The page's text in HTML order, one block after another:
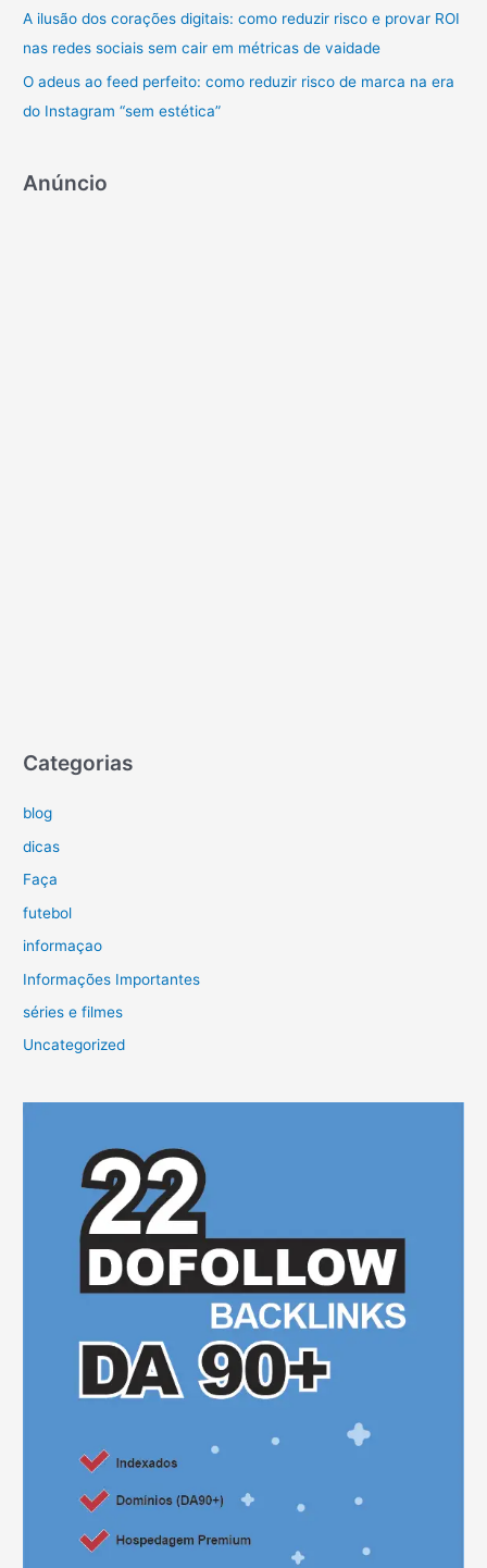
A ilusão dos corações digitais: como reduzir risco e provar ROI
nas redes sociais sem cair em métricas de vaidade
O adeus ao feed perfeito: como reduzir risco de marca na era
do Instagram “sem estética”
Anúncio
Categorias
blog
dicas
Faça
futebol
informaçao
Informações Importantes
séries e filmes
Uncategorized